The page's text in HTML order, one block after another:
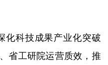
化科技成果产业化突破
省工研院运营质效，推